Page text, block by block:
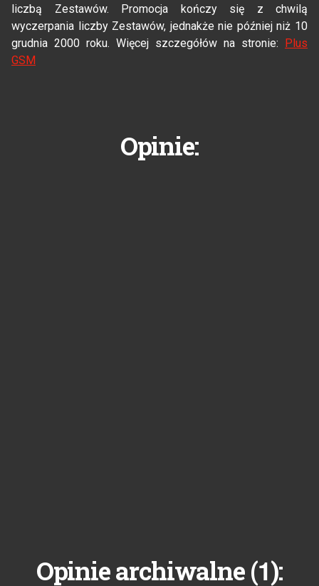
liczbą Zestawów. Promocja kończy się z chwilą
wyczerpania liczby Zestawów, jednakże nie później niż 10
grudnia 2000 roku. Więcej szczegółów na stronie:
Plus
GSM
Opinie:
Opinie archiwalne (1):